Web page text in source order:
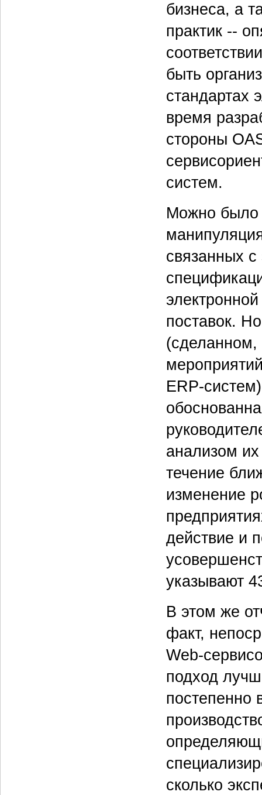
бизнеса, а
практик --
быть
стандартах
время
стороны
систем.
Можно было
связанных
поставок.
ERP-
анализом
течение
изменение
действие и
указывают
В этом же
факт,
Web-
подход
постепенно
сколько